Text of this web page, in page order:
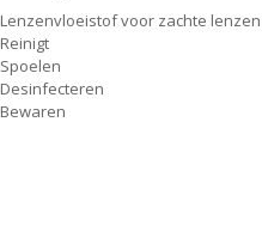
Lenzenvloeistof voor zachte lenzen
Reinigt
Spoelen
Desinfecteren
Bewaren